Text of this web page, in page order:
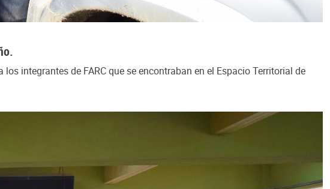
integrantes de FARC que se encontraban en el Espacio Territorial de